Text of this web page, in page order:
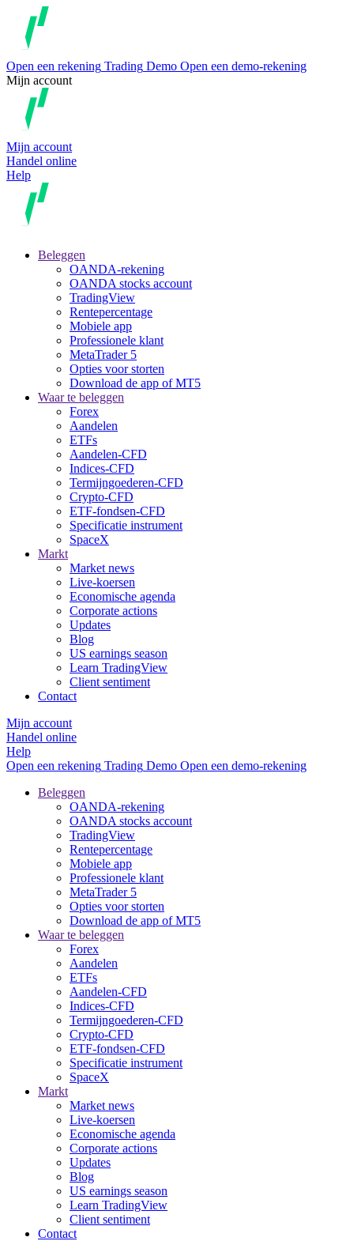
Open een rekening Trading Demo Open een demo-rekening
Mijn account
Mijn account
Handel online
Help
Beleggen
OANDA-rekening
OANDA stocks account
TradingView
Rentepercentage
Mobiele app
Professionele klant
MetaTrader 5
Opties voor storten
Download de app of MT5
Waar te beleggen
Forex
Aandelen
ETFs
Aandelen-CFD
Indices-CFD
Termijngoederen-CFD
Crypto-CFD
ETF-fondsen-CFD
Specificatie instrument
SpaceX
Markt
Market news
Live-koersen
Economische agenda
Corporate actions
Updates
Blog
US earnings season
Learn TradingView
Client sentiment
Contact
Mijn account
Handel online
Help
Open een rekening Trading Demo Open een demo-rekening
Beleggen
OANDA-rekening
OANDA stocks account
TradingView
Rentepercentage
Mobiele app
Professionele klant
MetaTrader 5
Opties voor storten
Download de app of MT5
Waar te beleggen
Forex
Aandelen
ETFs
Aandelen-CFD
Indices-CFD
Termijngoederen-CFD
Crypto-CFD
ETF-fondsen-CFD
Specificatie instrument
SpaceX
Markt
Market news
Live-koersen
Economische agenda
Corporate actions
Updates
Blog
US earnings season
Learn TradingView
Client sentiment
Contact